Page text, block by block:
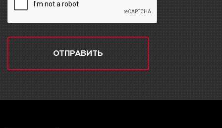
ОТПРАВИТЬ